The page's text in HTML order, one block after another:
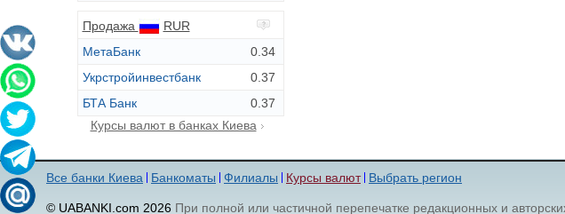
Продажа
RUR
МетаБанк
0.34
Укрстройинвестбанк
0.37
БТА Банк
0.37
Курсы валют в банках Киева
Все банки Киева Банкоматы Филиалы Курсы валют Выбрать регион
© UABANKI.com 2026 При полной или частичной перепечатке редакционных и